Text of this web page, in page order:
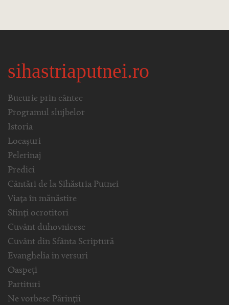
sihastriaputnei.ro
Bucurie prin cântec
Programul slujbelor
Istoria
Locașuri
Pelerinaj
Predici
Cântări de la Sihăstria Putnei
Viața în mănăstire
Sfinți ocrotitori
Cuvânt duhovnicesc
Cuvânt din Sfânta Scriptură
Evanghelia in versuri
Oaspeți
Partituri
Ne vorbesc Părinții